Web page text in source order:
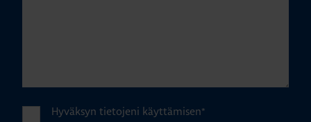
Hyväksyn tietojeni käyttämisen*